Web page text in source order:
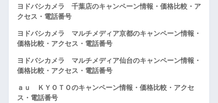
ヨドバシカメラ 千葉店のキャンペーン情報・価格比較・ア
クセス・電話番号
ヨドバシカメラ マルチメディア京都のキャンペーン情報・
価格比較・アクセス・電話番号
ヨドバシカメラ マルチメディア仙台のキャンペーン情報・
価格比較・アクセス・電話番号
ａｕ ＫＹＯＴＯのキャンペーン情報・価格比較・アクセ
ス・電話番号